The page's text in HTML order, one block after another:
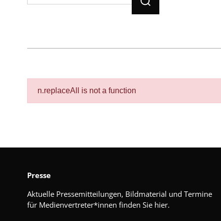
n.replaceAll is not a function
Presse
Aktuelle Pressemitteilungen, Bildmaterial und Termine
für Medienvertreter*innen finden Sie hier.